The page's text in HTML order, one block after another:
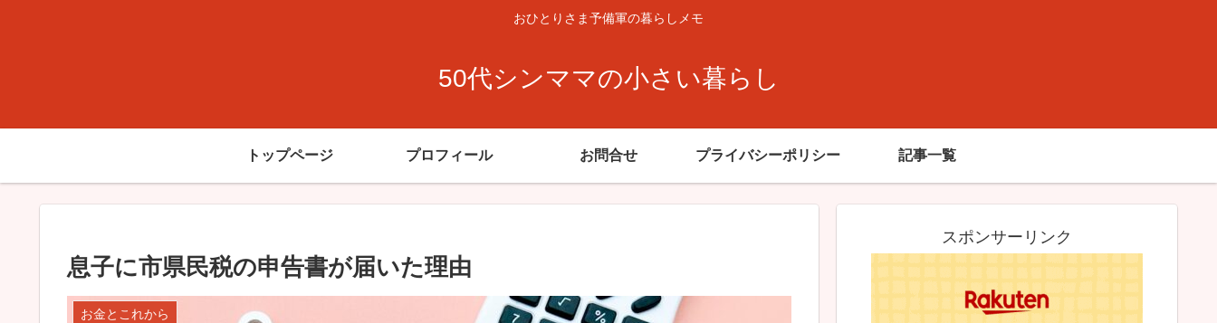
おひとりさま予備軍の暮らしメモ
50代シンママの小さい暮らし
トップページ プロフィール お問合せ プライバシーポリシー 記事一覧
息子に市県民税の申告書が届いた理由
お金とこれから
スポンサーリンク